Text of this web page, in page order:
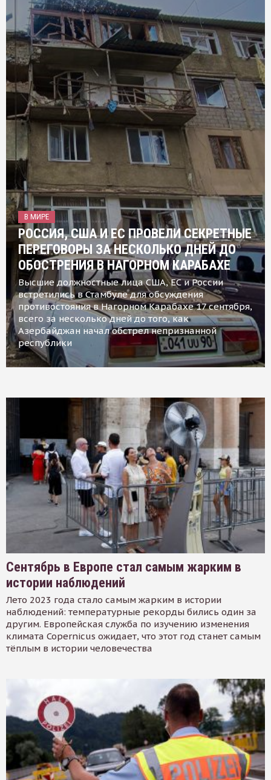
В МИРЕ
РОССИЯ, США И ЕС ПРОВЕЛИ СЕКРЕТНЫЕ
ПЕРЕГОВОРЫ ЗА НЕСКОЛЬКО ДНЕЙ ДО
ОБОСТРЕНИЯ В НАГОРНОМ КАРАБАХЕ
Высшие должностные лица США, ЕС и России
встретились в Стамбуле для обсуждения
противостояния в Нагорном Карабахе 17 сентября,
всего за несколько дней до того, как
Азербайджан начал обстрел непризнанной
республики
Сентябрь в Европе стал самым жарким в
истории наблюдений
Лето 2023 года стало самым жарким в истории
наблюдений: температурные рекорды бились один за
другим. Европейская служба по изучению изменения
климата Copernicus ожидает, что этот год станет самым
тёплым в истории человечества